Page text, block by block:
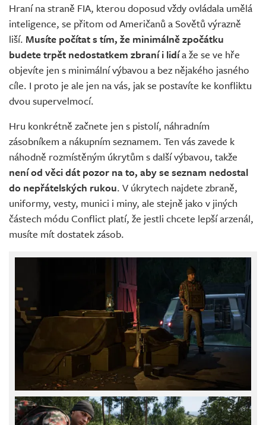
Hraní na straně FIA, kterou doposud vždy ovládala umělá
inteligence, se přitom od Američanů a Sovětů výrazně
liší. Musíte počítat s tím, že minimálně zpočátku
budete trpět nedostatkem zbraní i lidía že se ve hře
objevíte jen s minimální výbavou a bez nějakého jasného
cíle. I proto je ale jen na vás, jak se postavíte ke konfliktu
dvou supervelmocí.
Hru konkrétně začnete jen s pistolí, náhradním
zásobníkem a nákupním seznamem. Ten vás zavede k
náhodně rozmístěným úkrytům s další výbavou, takže
není od věci dát pozor na to, aby se seznam nedostal
do nepřátelských rukou. V úkrytech najdete zbraně,
uniformy, vesty, munici i miny, ale stejně jako v jiných
částech módu Conflict platí, že jestli chcete lepší arzenál,
musíte mít dostatek zásob.